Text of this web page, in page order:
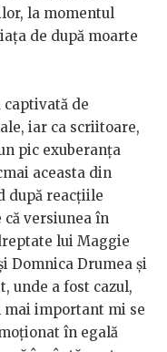
la momentul
de după moarte
captivată de
iar ca scriitoare,
pic exuberanța
aceasta din
după reacțiile
că versiunea în
lui Maggie
Domnica Drumea și
unde a fost cazul,
mai important mi se
în egală